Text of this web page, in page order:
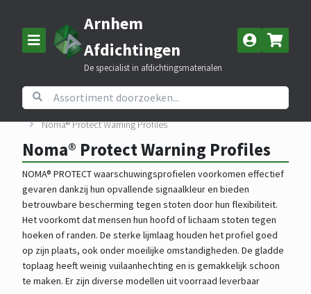
Arnhem
Afdichtingen
De specialist in afdichtingsmaterialen
Home Assortiment
Nomapack beschermingsmateriaal
Noma® Protect Warning Profiles
Noma® Protect Warning Profiles
NOMA® PROTECT waarschuwingsprofielen voorkomen effectief
gevaren dankzij hun opvallende signaalkleur en bieden
betrouwbare bescherming tegen stoten door hun flexibiliteit.
Het voorkomt dat mensen hun hoofd of lichaam stoten tegen
hoeken of randen. De sterke lijmlaag houden het profiel goed
op zijn plaats, ook onder moeilijke omstandigheden. De gladde
toplaag heeft weinig vuilaanhechting en is gemakkelijk schoon
te maken. Er zijn diverse modellen uit voorraad leverbaar